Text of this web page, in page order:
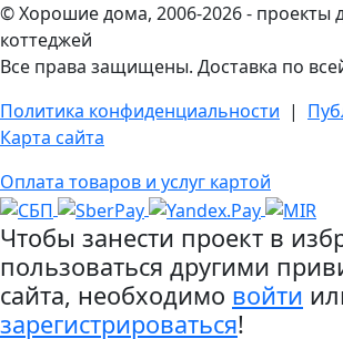
© Хорошие дома, 2006-2026 - проекты
коттеджей
Все права защищены. Доставка по
Политика конфиденциальности |
Карта сайта
Оплата товаров и услуг картой
Чтобы занести проект в
пользоваться другими
сайта, необходимо войти
зарегистрироваться!